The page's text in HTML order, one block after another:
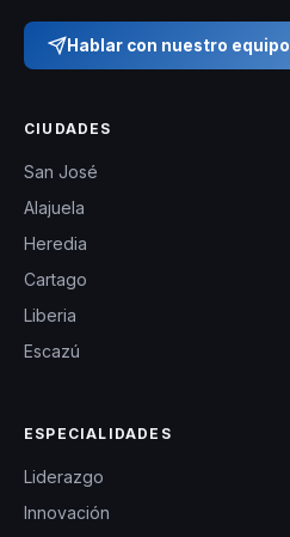
Hablar con nuestro equipo
CIUDADES
San José
Alajuela
Heredia
Cartago
Liberia
Escazú
ESPECIALIDADES
Liderazgo
Innovación